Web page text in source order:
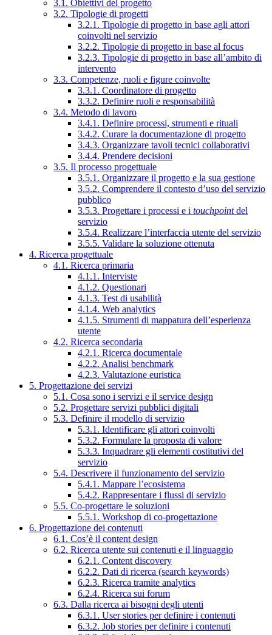
3.1. Obiettivi del progetto
3.2. Tipologie di progetti
3.2.1. Tipologie di progetto in base agli attori
coinvolti nel servizio
3.2.2. Tipologie di progetto in base al focus
3.2.3. Tipologie di progetto in base all’ambito di
intervento
3.3. Competenze, ruoli e figure coinvolte
3.3.1. Coordinatore di progetto
3.3.2. Definire ruoli e responsabilità
3.4. Metodo di lavoro
3.4.1. Definire processi, strumenti e rituali
3.4.2. Curare la documentazione di progetto
3.4.3. Organizzare tavoli tecnici collaborativi
3.4.4. Prendere decisioni
3.5. Il processo progettuale
3.5.1. Organizzare il progetto e la sua gestione
3.5.2. Comprendere il contesto d’uso del servizio
pubblico
3.5.3. Progettare i processi e i touchpointdel
servizio
3.5.4. Realizzare l’interfaccia utente del servizio
3.5.5. Validare la soluzione ottenuta
4. Ricerca progettuale
4.1. Ricerca primaria
4.1.1. Interviste
4.1.2. Questionari
4.1.3. Test di usabilità
4.1.4. Web analytics
4.1.5. Strumenti di mappatura dell’esperienza
utente
4.2. Ricerca secondaria
4.2.1. Ricerca documentale
4.2.2. Analisi benchmark
4.2.3. Valutazione euristica
5. Progettazione dei servizi
5.1. Cosa sono i servizi e il service design
5.2. Progettare servizi pubblici digitali
5.3. Definire il modello di servizio
5.3.1. Identificare gli attori coinvolti
5.3.2. Formulare la proposta di valore
5.3.3. Inquadrare gli elementi costitutivi del
servizio
5.4. Descrivere il funzionamento del servizio
5.4.1. Mappare l’ecosistema
5.4.2. Rappresentare i flussi di servizio
5.5. Co-progettare le soluzioni
5.5.1. Workshop di co-progettazione
6. Progettazione dei contenuti
6.1. Cos’è il content design
6.2. Ricerca utente sui contenuti e il linguaggio
6.2.1. Content discovery
6.2.2. Dati di ricerca (search keywords)
6.2.3. Ricerca tramite analytics
6.2.4. Ricerca sui forum
6.3. Dalla ricerca ai bisogni degli utenti
6.3.1. User stories per definire i contenuti
6.3.2. Job stories per definire i contenuti